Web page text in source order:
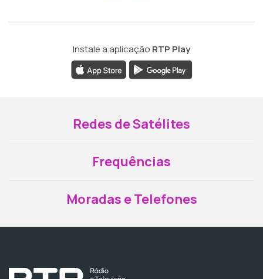
Instale a aplicação RTP Play
Redes de Satélites
Frequências
Moradas e Telefones